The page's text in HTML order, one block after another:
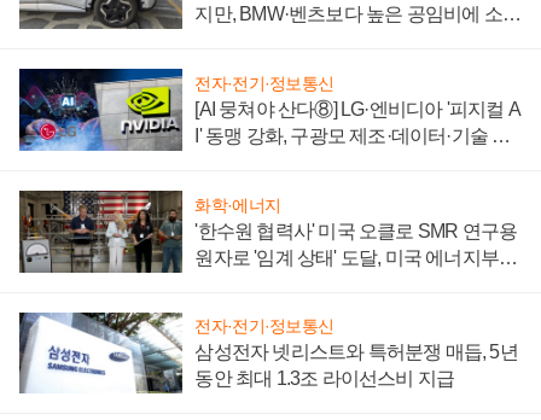
지만, BMW·벤츠보다 높은 공임비에 소비
전자·전기·정보통신
[AI 뭉쳐야 산다⑧] LG·엔비디아 '피지컬 A
I' 동맹 강화, 구광모 제조·데이터·기술 결
화학·에너지
'한수원 협력사' 미국 오클로 SMR 연구용
원자로 '임계 상태' 도달, 미국 에너지부
전자·전기·정보통신
삼성전자 넷리스트와 특허분쟁 매듭, 5년
동안 최대 1.3조 라이선스비 지급